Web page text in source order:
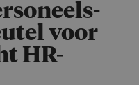
ZOEKEN
voor
HR-